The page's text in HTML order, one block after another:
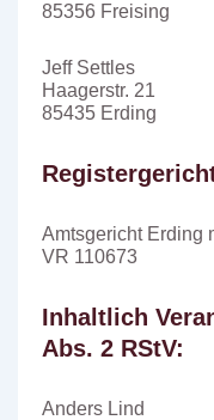
Betreff:
Deine Nachricht:
85356 Freising
Jeff Settles
Haagerstr. 21
85435 Erding
Amtsgericht Erding
VR 110673
Inhaltlich
Abs. 2 RStV:
Anders Lind